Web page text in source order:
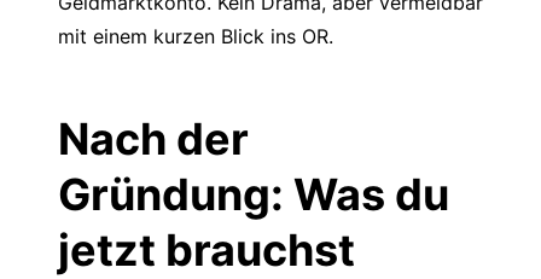
mit einem kurzen Blick ins OR.
Nach der
Gründung: Was du
jetzt brauchst